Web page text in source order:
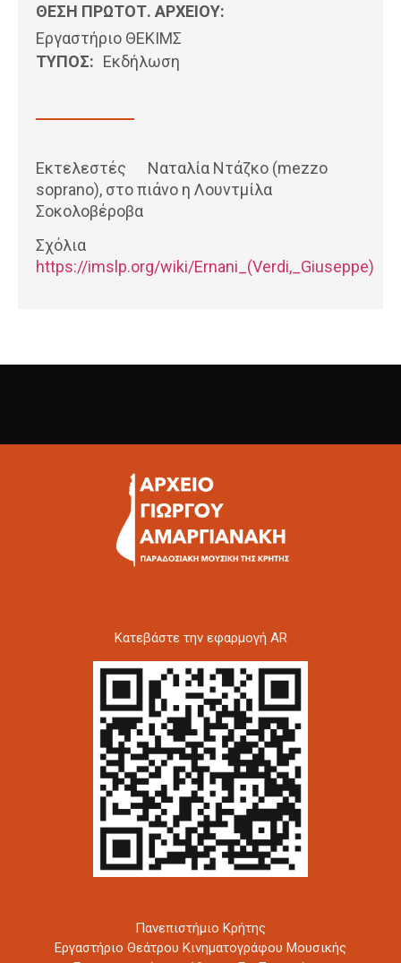
ΘΕΣΗ ΠΡΩΤΟΤ. ΑΡΧΕΙΟΥ:
Εργαστήριο ΘΕΚΙΜΣ
ΤΥΠΟΣ: Εκδήλωση
Εκτελεστές Ναταλία Ντάζκο (mezzo
soprano), στο πιάνο η Λουντμίλα
Σοκολοβέροβα
Σχόλια
https://imslp.org/wiki/Ernani_(Verdi,_Giuseppe)
Kατεβάστε την εφαρμογή AR
Πανεπιστήμιο Κρήτης
Εργαστήριο Θεάτρου Κινηματογράφου Μουσικής